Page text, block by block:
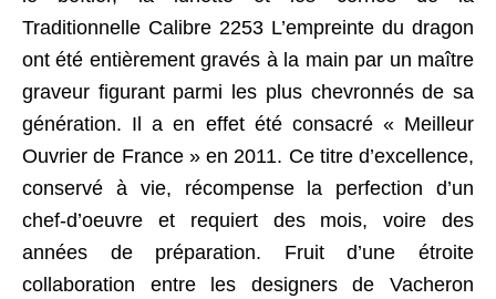
Traditionnelle Calibre 2253 L’empreinte du dragon
ont été entièrement gravés à la main par un maître
graveur figurant parmi les plus chevronnés de sa
génération. Il a en effet été consacré « Meilleur
Ouvrier de France » en 2011. Ce titre d’excellence,
conservé à vie, récompense la perfection d’un
chef-d’oeuvre et requiert des mois, voire des
années de préparation. Fruit d’une étroite
collaboration entre les designers de Vacheron